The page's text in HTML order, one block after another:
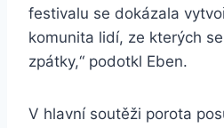
festivalu se dokázala
komunita lidí, ze kterých
zpátky,“ podotkl Eben.
V hlavní soutěži porota